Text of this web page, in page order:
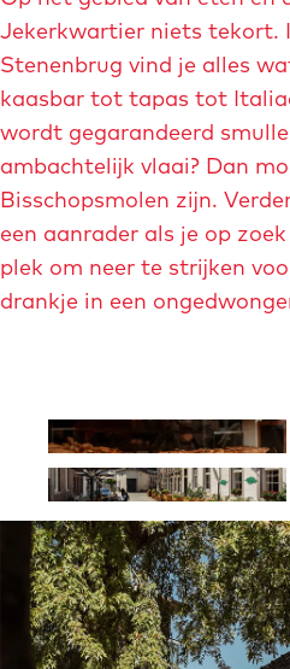
m
a
i
s
o
n
-
r
o
a
Jekerkwartier niets tekort.
Stenenbrug vind je alles
kaasbar tot tapas tot
wordt gegarandeerd
ambachtelijk vlaai? Dan
Bisschopsmolen zijn.
een aanrader als je op
plek om neer te strijken
drankje in een
O
p
e
n
p
o
p
u
O
p
e
n
p
o